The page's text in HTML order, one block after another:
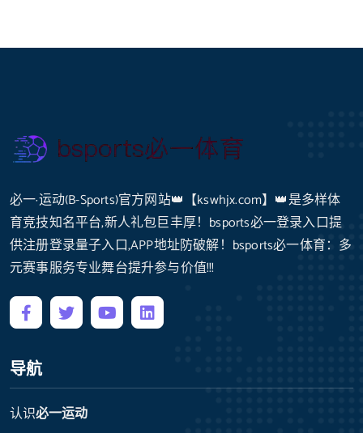
必一·运动(B-Sports)官方网站👑【kswhjx.com】👑是多样体
育竞技知名平台,新人礼包巨丰厚！bsports必一登录入口提
供注册登录量子入口,APP地址防破解！bsports必一体育：多
元赛事服务专业舞台提升参与价值!!!
导航
认识必一运动